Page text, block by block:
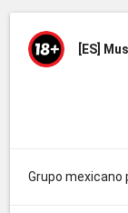
[ES]
Grupo